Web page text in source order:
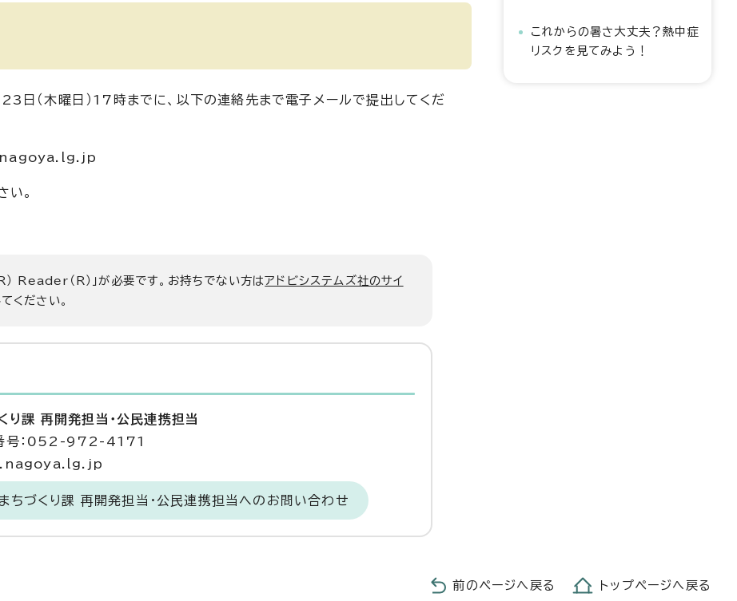
日（木曜日）17時までに、以下の連絡先まで電子メールで提出してくだ
。
Reader（R）」が必要です。お持ちでない方はアドビシステムズ社のサイ
ください。
課 再開発担当・公民連携担当
号：052-972-4171
ちづくり課 再開発担当・公民連携担当へのお問い合わせ
これからの暑さ大丈夫？熱中症
リスクを見てみよう！
前のページへ戻る トップページへ戻る